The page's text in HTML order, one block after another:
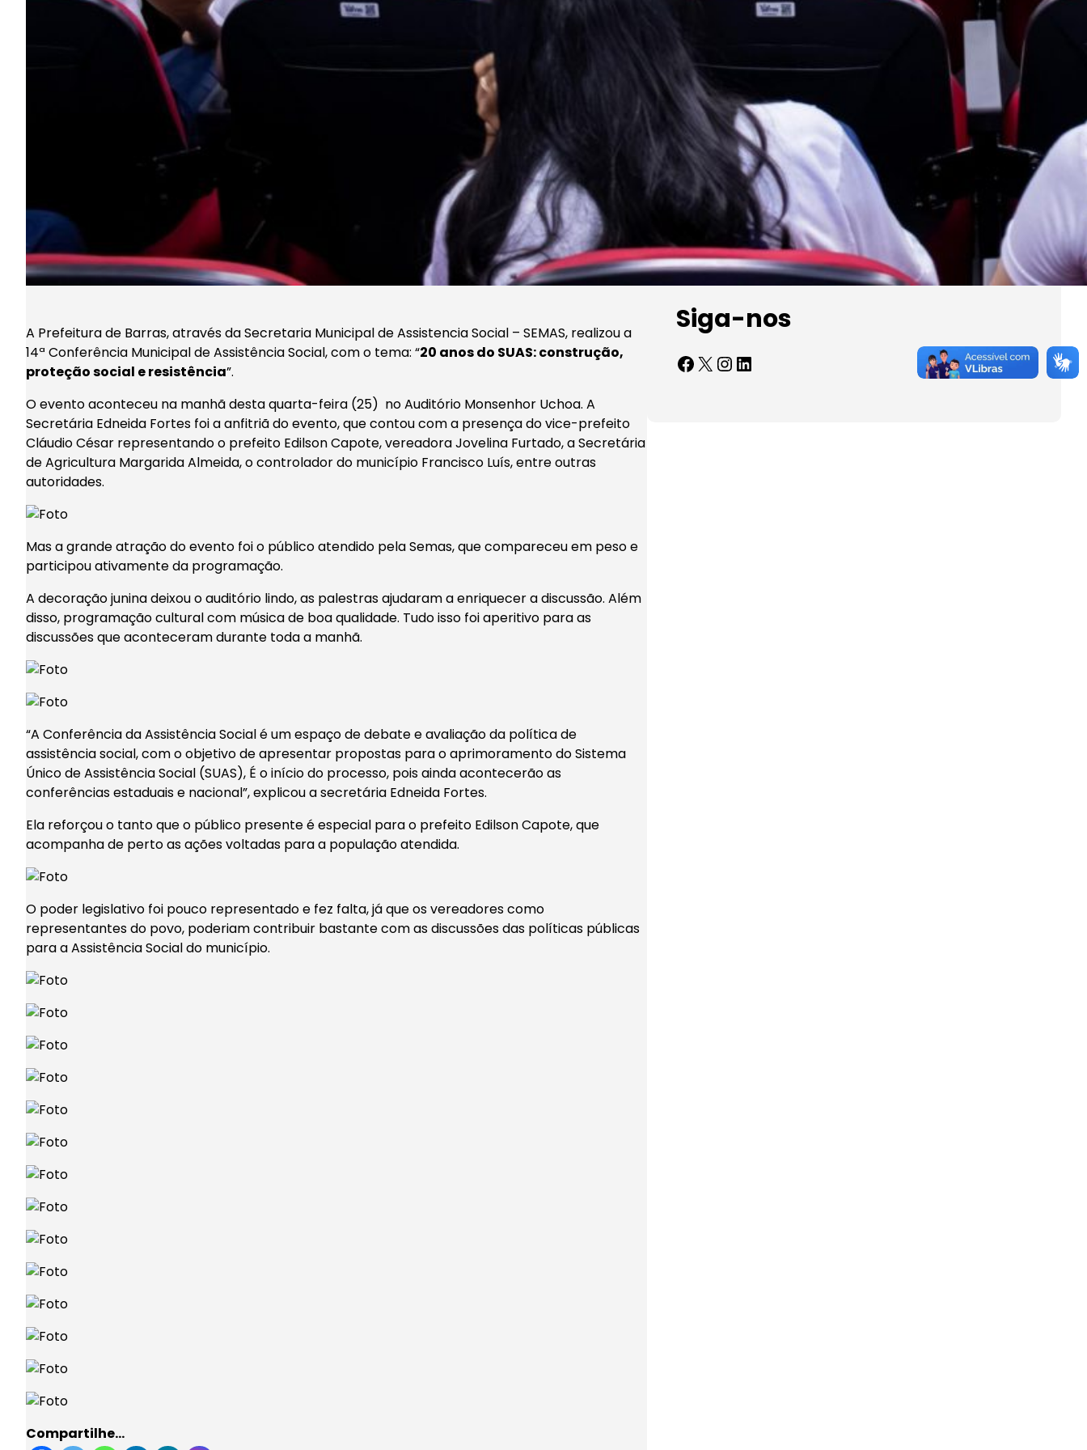
A Prefeitura de Barras, através da Secretaria Municipal de Assistencia Social – SEMAS, realizou a
14ª Conferência Municipal de Assistência Social, com o tema: “20 anos do SUAS: construção,
proteção social e resistência”.
O evento aconteceu na manhã desta quarta-feira (25) no Auditório Monsenhor Uchoa. A
Secretária Edneida Fortes foi a anfitriã do evento, que contou com a presença do vice-prefeito
Cláudio César representando o prefeito Edilson Capote, vereadora Jovelina Furtado, a Secretária
de Agricultura Margarida Almeida, o controlador do município Francisco Luís, entre outras
autoridades.
Mas a grande atração do evento foi o público atendido pela Semas, que compareceu em peso e
participou ativamente da programação.
A decoração junina deixou o auditório lindo, as palestras ajudaram a enriquecer a discussão. Além
disso, programação cultural com música de boa qualidade. Tudo isso foi aperitivo para as
discussões que aconteceram durante toda a manhã.
“A Conferência da Assistência Social é um espaço de debate e avaliação da política de
assistência social, com o objetivo de apresentar propostas para o aprimoramento do Sistema
Único de Assistência Social (SUAS), É o início do processo, pois ainda acontecerão as
conferências estaduais e nacional”, explicou a secretária Edneida Fortes.
Ela reforçou o tanto que o público presente é especial para o prefeito Edilson Capote, que
acompanha de perto as ações voltadas para a população atendida.
O poder legislativo foi pouco representado e fez falta, já que os vereadores como
representantes do povo, poderiam contribuir bastante com as discussões das políticas públicas
para a Assistência Social do município.
Compartilhe…
28 de julho de 2026
Prefeitura de Barras lança edital da Lei
Aldir Blanc para credenciar artistas
15 de julho de 2026
Saúde de Barras recebe 4
retinógrafos,ultrassom com Doppler e
laser de baixa intensidade
15 de julho de 2026
Siga-nos
Facebook X InstagramLinkedIn